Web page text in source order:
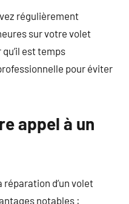
régulièrement
sur votre volet
est temps
pour éviter
appel à un
réparation d’un volet
notables :